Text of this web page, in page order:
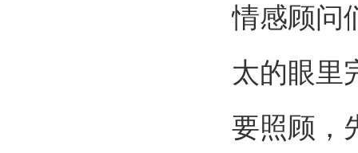
情感顾问
太的眼里
要照顾，